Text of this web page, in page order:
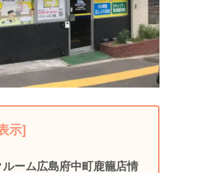
示]
ルーム広島府中町鹿籠店情